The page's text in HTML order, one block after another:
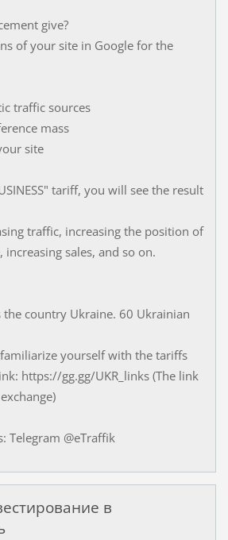
give?
of your site in Google for the
traffic sources
mass
site
tariff, you will see the result
traffic, increasing the position of
sales, and so on.
country Ukraine. 60 Ukrainian
yourself with the tariffs
https://gg.gg/UKR_links (The link
Telegram @eTraffik
в